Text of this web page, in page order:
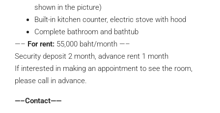
shown in the picture)
Built-in kitchen counter, electric stove with hood
Complete bathroom and bathtub
—– For rent: 55,000 baht/month —–
Security deposit 2 month, advance rent 1 month
If interested in making an appointment to see the room,
please call in advance.
—–Contact——